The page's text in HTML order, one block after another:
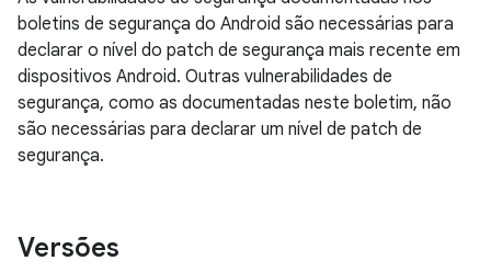
boletins de segurança do Android são necessárias para
declarar o nível do patch de segurança mais recente em
dispositivos Android. Outras vulnerabilidades de
segurança, como as documentadas neste boletim, não
são necessárias para declarar um nível de patch de
segurança.
Versões